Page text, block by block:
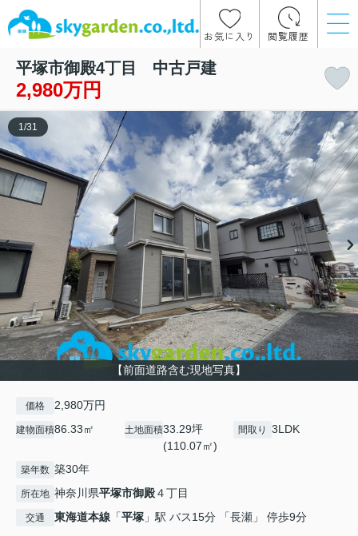
お気に入り 閲覧履歴
平塚市御殿4丁目 中古戸建
2,980万円
【前面道路含む現地写真】
1 /31
価格 2,980万円
建物面積86.33㎡ 土地面積33.29坪
(110.07㎡)
間取り 3LDK
築年数 築30年
所在地 神奈川県平塚市御殿４丁目
交通 東海道本線 「平塚 」駅 バス15分 「長瀬」 停歩9分